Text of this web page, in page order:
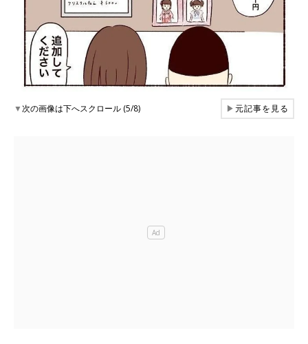
▼次の画像は下へスクロール (5/8) ▶元記事を見る